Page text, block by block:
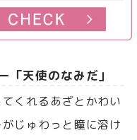
「天使のなみだ」
くれるあざとかわい
じゅわっと瞳に溶け